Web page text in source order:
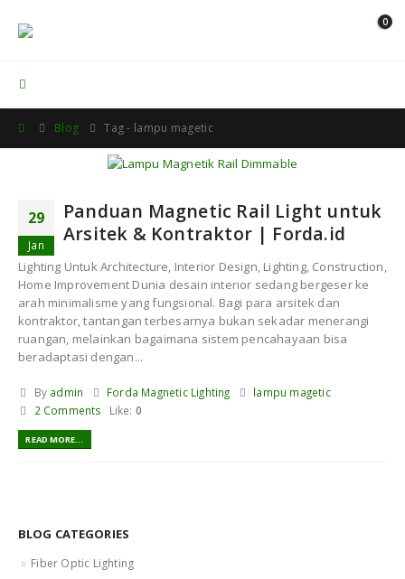
0
Blog Tag - lampu magetic
29
Jan
Panduan Magnetic Rail Light untuk
Arsitek & Kontraktor | Forda.id
Lighting Untuk Architecture, Interior Design, Lighting, Construction,
Home Improvement Dunia desain interior sedang bergeser ke
arah minimalisme yang fungsional. Bagi para arsitek dan
kontraktor, tantangan terbesarnya bukan sekadar menerangi
ruangan, melainkan bagaimana sistem pencahayaan bisa
beradaptasi dengan...
By admin Forda Magnetic Lighting
lampu magetic
2 Comments
Like: 0
READ MORE...
BLOG CATEGORIES
Fiber Optic Lighting